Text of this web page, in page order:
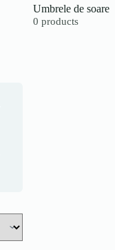
Umbrele de soare
0 products